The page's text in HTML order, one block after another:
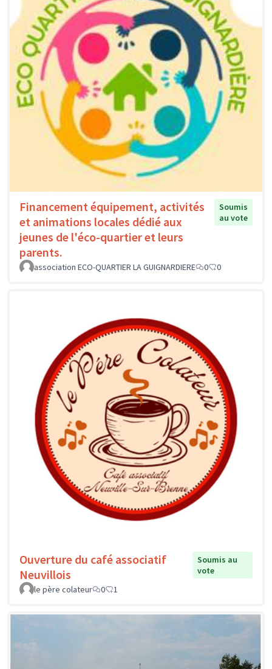
Financement équipement, activités
et animations locales dédié aux
jeunes de l'éco-quartier et leurs
parents.
Soumis
au vote
association ECO-QUARTIER LA GUIGNARDIERE 0 0
Ouverture du café associatif
Neuvillois
Soumis au
vote
le père colateur
0 1